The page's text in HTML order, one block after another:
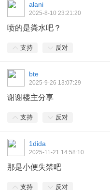
alani
2025-8-10 23:21:20
喷的是粪水吧？
支持 反对
bte
2025-9-26 13:07:29
谢谢楼主分享
支持 反对
1dida
2025-11-21 14:58:10
那是小便失禁吧
支持 反对